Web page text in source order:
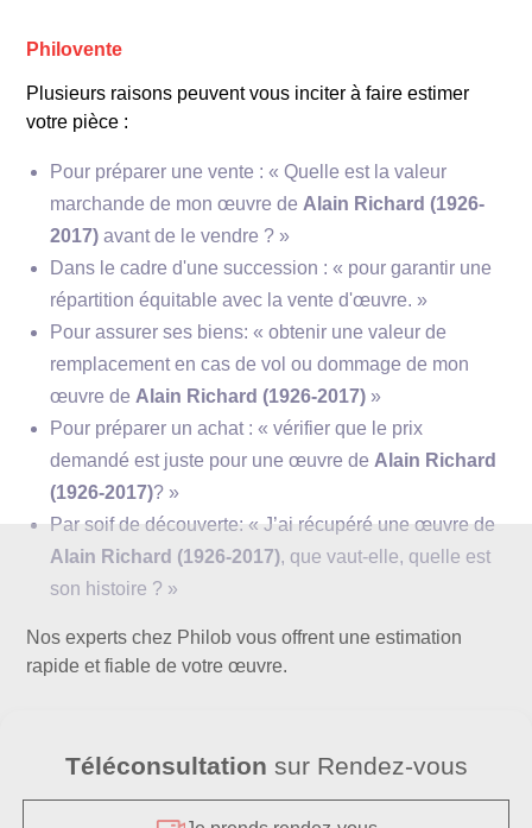
Philovente
Plusieurs raisons peuvent vous inciter à faire estimer
votre pièce :
Pour préparer une vente : « Quelle est la valeur
marchande de mon œuvre de Alain Richard (1926-
2017) avant de le vendre ? »
Dans le cadre d'une succession : « pour garantir une
répartition équitable avec la vente d'œuvre. »
Pour assurer ses biens: « obtenir une valeur de
remplacement en cas de vol ou dommage de mon
œuvre de Alain Richard (1926-2017) »
Pour préparer un achat : « vérifier que le prix
demandé est juste pour une œuvre de Alain Richard
(1926-2017)? »
Par soif de découverte: « J’ai récupéré une œuvre de
Alain Richard (1926-2017), que vaut-elle, quelle est
son histoire ? »
Nos experts chez Philob vous offrent une estimation
rapide et fiable de votre œuvre.
Téléconsultation sur Rendez-vous